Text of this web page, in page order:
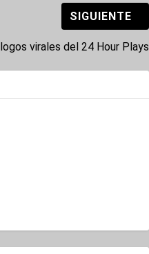
SIGUIENTE
virales del 24 Hour Plays